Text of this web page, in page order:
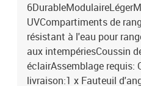
UVCompartiments de
résistant à l'eau pour
aux intempériesCoussin
éclairAssemblage requis:
livraison:1 x Fauteuil